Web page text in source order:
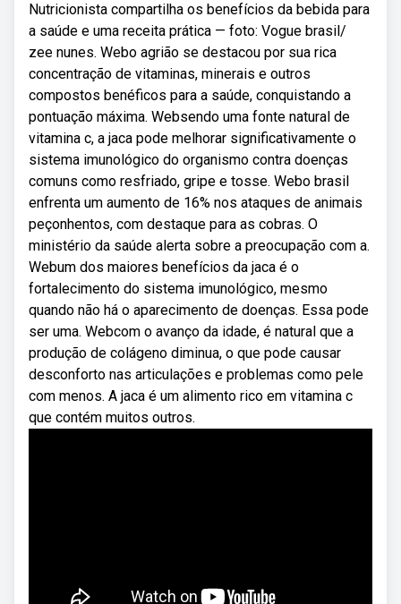
Nutricionista compartilha os benefícios da bebida para
a saúde e uma receita prática — foto: Vogue brasil/
zee nunes. Webo agrião se destacou por sua rica
concentração de vitaminas, minerais e outros
compostos benéficos para a saúde, conquistando a
pontuação máxima. Websendo uma fonte natural de
vitamina c, a jaca pode melhorar significativamente o
sistema imunológico do organismo contra doenças
comuns como resfriado, gripe e tosse. Webo brasil
enfrenta um aumento de 16% nos ataques de animais
peçonhentos, com destaque para as cobras. O
ministério da saúde alerta sobre a preocupação com a.
Webum dos maiores benefícios da jaca é o
fortalecimento do sistema imunológico, mesmo
quando não há o aparecimento de doenças. Essa pode
ser uma. Webcom o avanço da idade, é natural que a
produção de colágeno diminua, o que pode causar
desconforto nas articulações e problemas como pele
com menos. A jaca é um alimento rico em vitamina c
que contém muitos outros.